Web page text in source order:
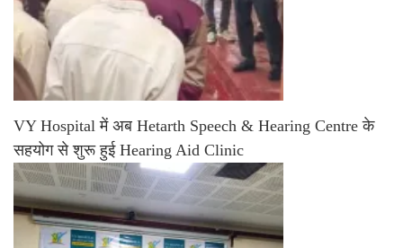
VY Hospital में अब Hetarth Speech & Hearing Centre के
सहयोग से शुरू हुई Hearing Aid Clinic